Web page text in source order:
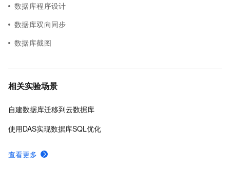
数据库程序设计
数据库双向同步
数据库截图
相关实验场景
自建数据库迁移到云数据库
使用DAS实现数据库SQL优化
查看更多